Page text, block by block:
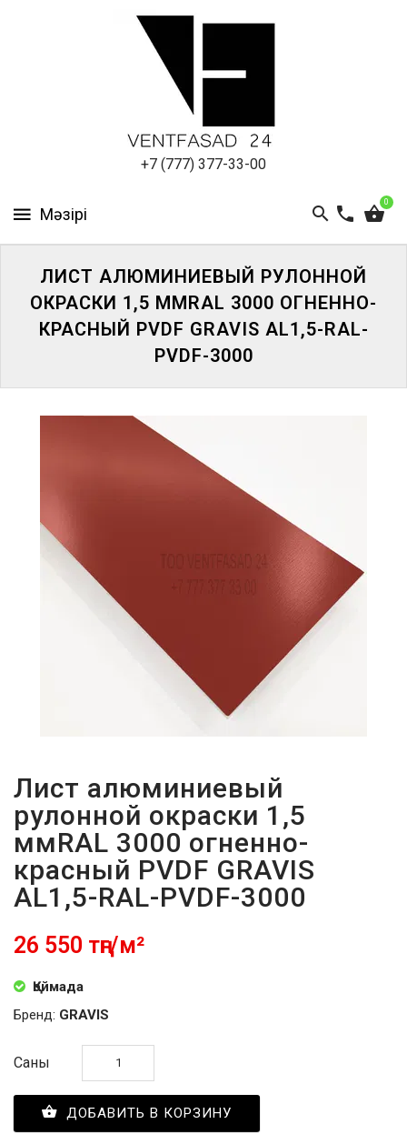
+7 (777) 377-33-00
0
ПАНЕЛИ
ЛИСТ АЛЮМИНИЕВЫЙ РУЛОННОЙ
ОКРАСКИ 1,5 ММRAL 3000 ОГНЕННО-
КРАСНЫЙ PVDF GRAVIS AL1,5-RAL-
PVDF-3000
Лист алюминиевый
рулонной окраски 1,5
ммRAL 3000 огненно-
красный PVDF GRAVIS
AL1,5-RAL-PVDF-3000
26 550 тңг/м²
Қоймада
Бренд: GRAVIS
Саны
ДОБАВИТЬ В КОРЗИНУ